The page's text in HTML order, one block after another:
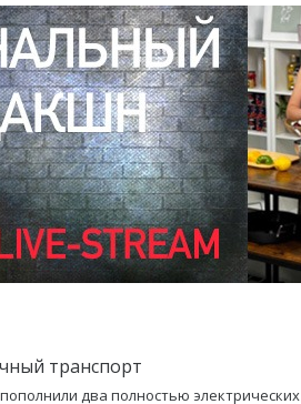
транспорт
два полностью электрических